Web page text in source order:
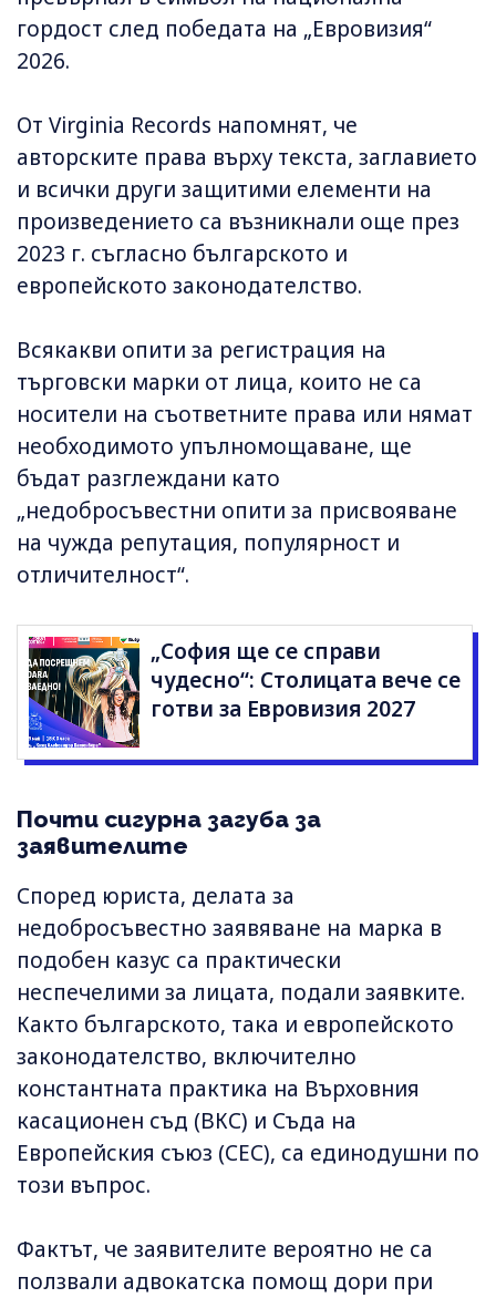
гордост след победата на „Евровизия“
2026.
От Virginia Records напомнят, че
авторските права върху текста, заглавието
и всички други защитими елементи на
произведението са възникнали още през
2023 г. съгласно българското и
европейското законодателство.
Всякакви опити за регистрация на
търговски марки от лица, които не са
носители на съответните права или нямат
необходимото упълномощаване, ще
бъдат разглеждани като
„недобросъвестни опити за присвояване
на чужда репутация, популярност и
отличителност“.
„София ще се справи
чудесно“: Столицата вече се
готви за Евровизия 2027
Почти сигурна загуба за
заявителите
Според юриста, делата за
недобросъвестно заявяване на марка в
подобен казус са практически
неспечелими за лицата, подали заявките.
Както българското, така и европейското
законодателство, включително
константната практика на Върховния
касационен съд (ВКС) и Съда на
Европейския съюз (СЕС), са единодушни по
този въпрос.
Фактът, че заявителите вероятно не са
ползвали адвокатска помощ дори при